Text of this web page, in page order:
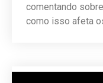
comentando
como isso afeta